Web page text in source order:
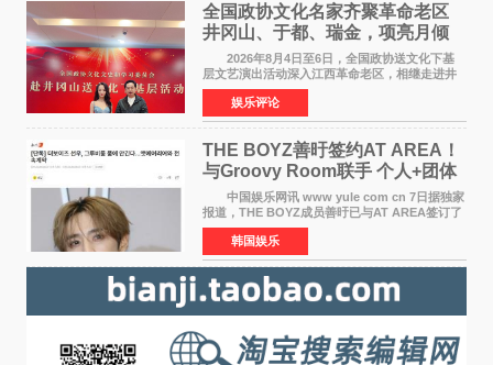
全国政协文化名家齐聚革命老区
井冈山、于都、瑞金，项亮月倾
情献唱《桃花谣》致敬红色沃土
2026年8月4日至6日，全国政协送文化下基
层文艺演出活动深入江西革命老区，相继走进井
冈山、于都长征出发地、瑞金三地。由全国政协
文化文史和学习委员会副主任、甘肃省政协原主
席欧阳坚率团，一
娱乐评论
THE BOYZ善旴签约AT AREA！
与Groovy Room联手 个人+团体
活动并行
中国娱乐网讯 www yule com cn 7日据独家
报道，THE BOYZ成员善旴已与AT AREA签订了
专属合约。AT AREA是由知名制作人组合
Groovy Room创立的hip-hop厂牌，旗下拥有多
位实力派音乐人，在韩
韩国娱乐